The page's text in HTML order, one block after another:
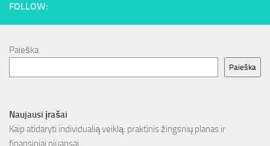
FOLLOW:
Paieška
Paieška
Naujausi įrašai
Kaip atidaryti individualią veiklą: praktinis žingsnių planas ir
finansiniai niuansai